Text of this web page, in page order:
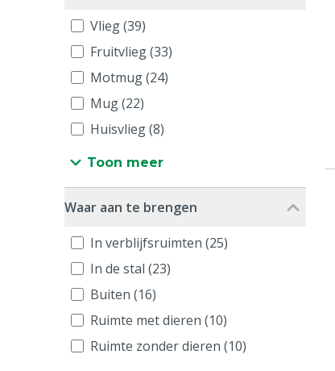
Vlieg (39)
Fruitvlieg (33)
Motmug (24)
Mug (22)
Huisvlieg (8)
Toon meer
Waar aan te brengen
In verblijfsruimten (25)
In de stal (23)
Buiten (16)
Ruimte met dieren (10)
Ruimte zonder dieren (10)